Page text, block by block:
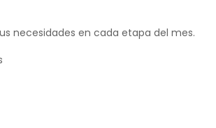
necesidades en cada etapa del mes.